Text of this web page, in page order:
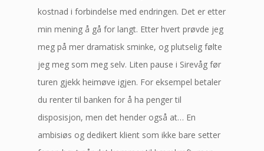
kostnad i forbindelse med endringen. Det er etter
min mening å gå for langt. Etter hvert prøvde jeg
meg på mer dramatisk sminke, og plutselig følte
jeg meg som meg selv. Liten pause i Sirevåg før
turen gjekk heimøve igjen. For eksempel betaler
du renter til banken for å ha penger til
disposisjon, men det hender også at… En
ambisiøs og dedikert klient som ikke bare setter